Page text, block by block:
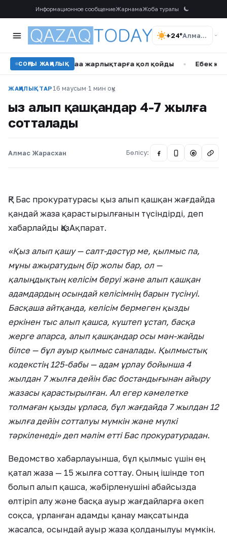
Информационное сообщениеЖарнамаЖоба туралы
+24° Алматы
СОҢҒЫ ЖАҢАЛЫҚ
жаңа жарлықтарға қол қойды • Еңбек
ЖАҢАЛЫҚТАР 16 маусым·1 мин оқу
Қыз алып қашқандар 4-7 жылға
сотталады
Алмас Жарасхан Бөлісу: @
ҚР Бас прокуратурасы қыз алып қашқан жағдайда
қандай жаза қарастырылғанын түсіндірді, деп
хабарлайды ҚазАқпарат.
«Қыз алып қашу — салт-дәстүр ме, қылмыс па,
мұны ажыратудың бір жолы бар, ол —
қалыңдықтың келісім беруі және алып қашқан
адамдардың осындай келісімнің барын түсінуі.
Басқаша айтқанда, келісім бермеген қызды
еркінен тыс алып қашса, күштеп ұстап, басқа
жерге апарса, алып қашқандар осы мән-жайды
білсе — бұл ауыр қылмыс саналады. Қылмыстық
кодекстің 125-бабы — адам ұрлау бойынша 4
жылдан 7 жылға дейін бас бостандығынан айыру
жазасы қарастырылған. Ал егер кәмелетке
толмаған қызды ұрласа, бұл жағдайда 7 жылдан 12
жылға дейін сотталуы мүмкін және мүлкі
тәркіленеді» деп мәлім етті Бас прокуратурадан.
Ведомство хабарлауынша, бұл қылмыс үшін ең
қатал жаза — 15 жылға соттау. Оның ішінде топ
болып алып қашса, жәбірленушіні абайсызда
өлтіріп алу және басқа ауыр жағдайларға әкеп
соқса, ұрланған адамды қанау мақсатында
жасалса, осындай ауыр жаза қолданылуы мүмкін.